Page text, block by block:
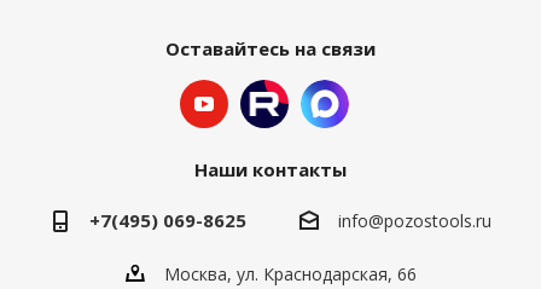
Оставайтесь на связи
Наши контакты
+7(495) 069-8625 info@pozostools.ru
Москва, ул. Краснодарская, 66